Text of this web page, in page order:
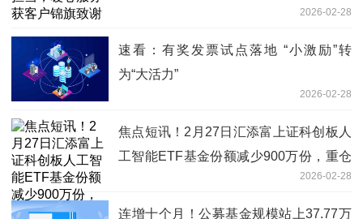
2026-02-28
速看：有奖发票试点落地 “小激励”转
为“大活力”
2026-02-28
焦点短讯！2月27日汇添富上证科创板人
工智能ETF基金份额减少900万份，重仓
2026-02-28
连增十个月！公募基金规模站上37.77万